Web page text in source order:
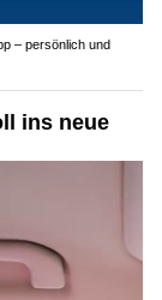
– persönlich und
ins neue